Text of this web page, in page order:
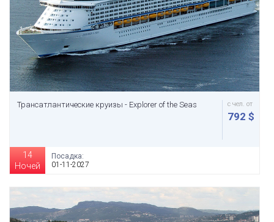
Трансатлантические круизы - Explorer of the Seas с чел. от
792 $
14
Ночей
Посадка:
01-11-2027